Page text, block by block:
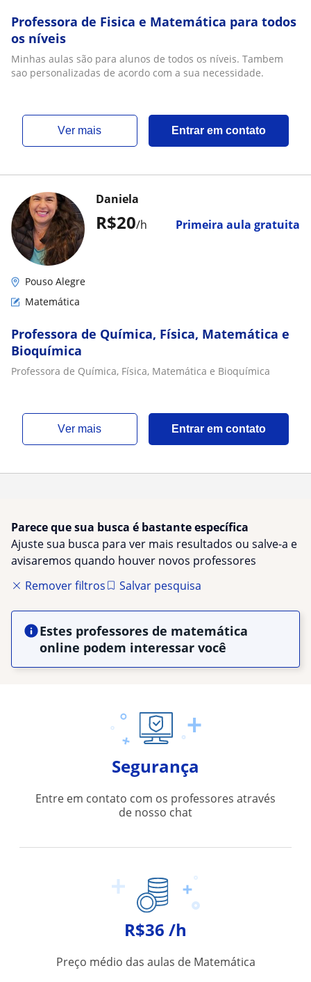
Professora de Fisica e Matemática para todos
os níveis
Minhas aulas são para alunos de todos os níveis. Tambem
sao personalizadas de acordo com a sua necessidade.
ver mais Entrar em contato
R$20/h Primeira aula gratuita
Daniela
Pouso Alegre
Matemática
Professora de Química, Física, Matemática e
Bioquímica
Professora de Química, Física, Matemática e Bioquímica
ver mais Entrar em contato
Parece que sua busca é bastante específica
Ajuste sua busca para ver mais resultados ou salve-a e
avisaremos quando houver novos professores
Remover filtros
Salvar pesquisa
Estes professores de matemática
online podem interessar você
Segurança
Entre em contato com os professores através
de nosso chat
R$36 /h
Preço médio das aulas de Matemática